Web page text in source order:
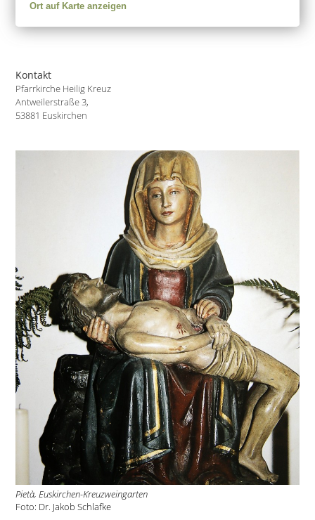
Ort auf Karte anzeigen
Kontakt
Pfarrkirche Heilig Kreuz
Antweilerstraße 3,
53881 Euskirchen
Pietà, Euskirchen-Kreuzweingarten
Foto: Dr. Jakob Schlafke